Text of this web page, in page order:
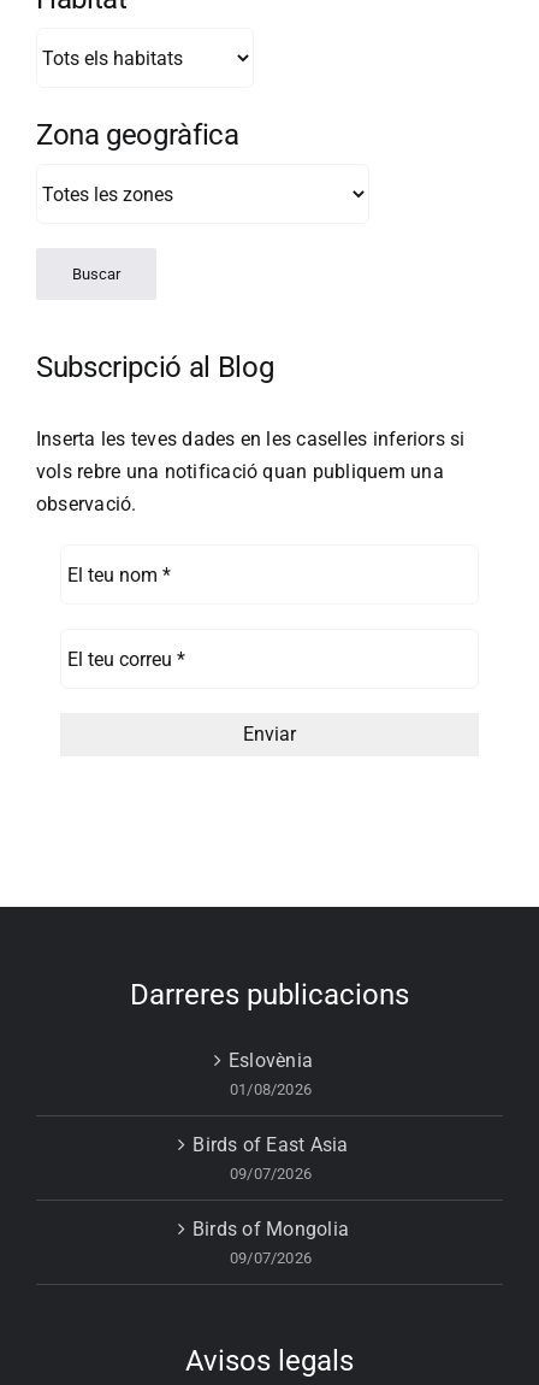
Zona geogràfica
Subscripció al Blog
Inserta les teves dades en les caselles inferiors si
vols rebre una notificació quan publiquem una
observació.
Darreres publicacions
Eslovènia
01/08/2026
Birds of East Asia
09/07/2026
Birds of Mongolia
09/07/2026
Avisos legals